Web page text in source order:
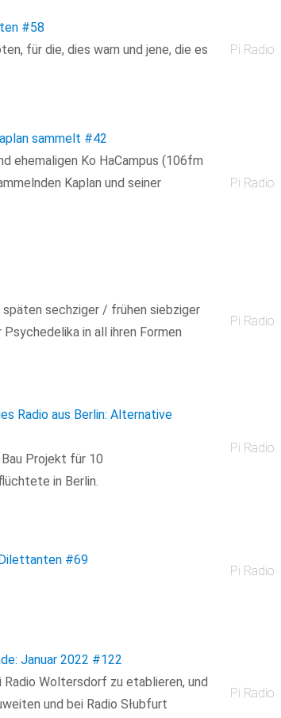
#58
für die, dies warn und jene, die es
Pi Radio
sammelt #42
ehemaligen Ko HaCampus (106fm
Kaplan und seiner
Pi Radio
sechziger / frühen siebziger
in all ihren Formen
Pi Radio
Radio aus Berlin: Alternative
Projekt für 10
in Berlin.
Pi Radio
#69
Pi Radio
Januar 2022 #122
Woltersdorf zu etablieren, und
und bei Radio Słubfurt
Pi Radio